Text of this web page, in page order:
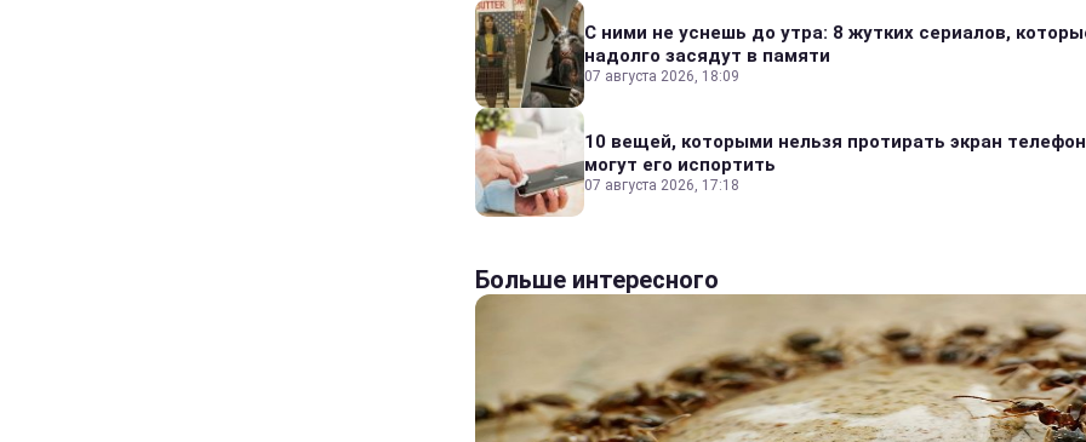
С ними не уснешь до утра: 8 жутких сериалов,
надолго засядут в памяти
07 августа 2026, 18:09
10 вещей, которыми нельзя протирать экран
могут его испортить
07 августа 2026, 17:18
Больше интересного